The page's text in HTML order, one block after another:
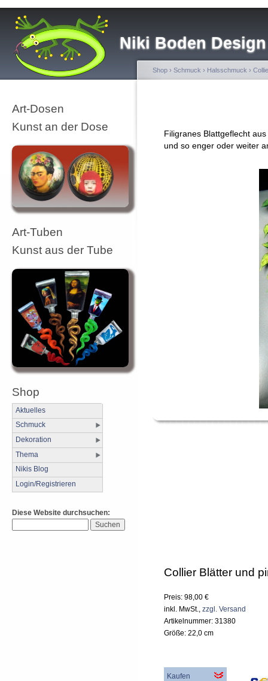
Niki Boden Design
Art-Dosen
Kunst an der Dose
Art-Tuben
Kunst aus der Tube
Shop
Aktuelles
Schmuck
Dekoration
Thema
Nikis Blog
Login/Registrieren
Diese Website durchsuchen:
Shop › Schmuck › Halsschmuck ›
Filigranes Blattgeflecht
und so enger oder weiter
Collier Blätter und
Preis: 98,00 €
inkl. MwSt., zzgl. Versand
Artikelnummer: 31380
Größe: 22,0 cm
Kaufen